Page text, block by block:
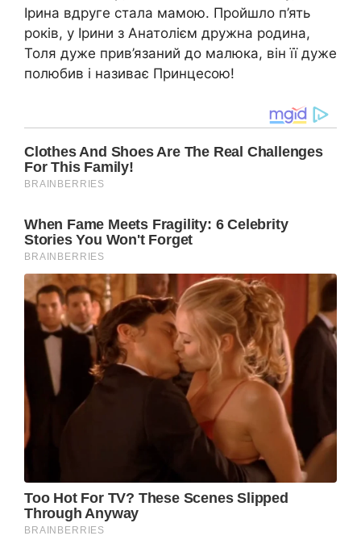
Ірина вдруге стала мамою. Пройшло п’ять
років, у Ірини з Анатолієм дружна родина,
Толя дуже прив’язаний до малюка, він її дуже
полюбив і називає Принцесою!